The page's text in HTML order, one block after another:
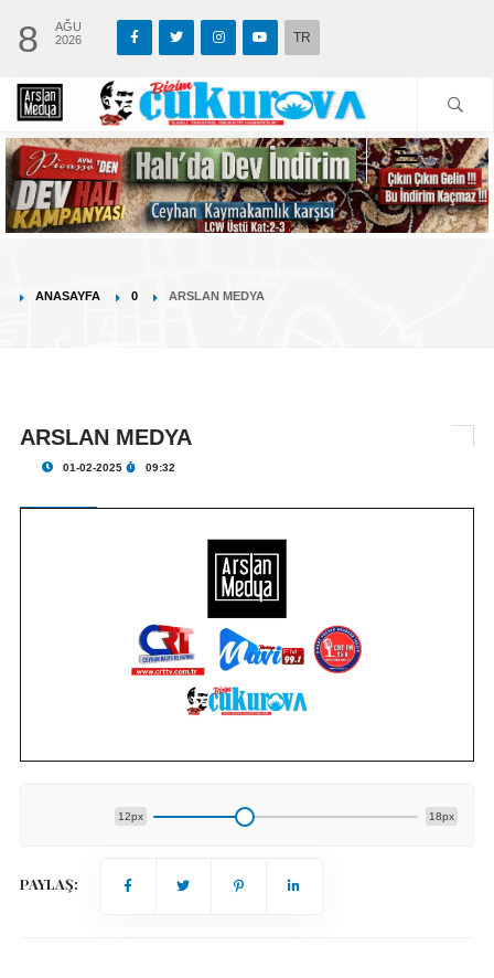
8
AĞU
2026
TR
ANASAYFA 0 ARSLAN MEDYA
ARSLAN MEDYA
01-02-2025 09:32
12px 18px
PAYLAŞ: